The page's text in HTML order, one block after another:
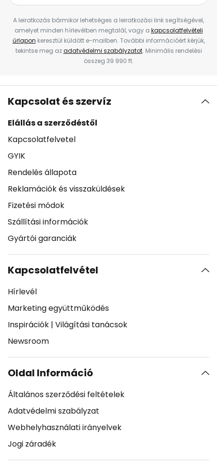
A leiratkozás bármikor lehetséges a leiratkozási link segítségével,
amelyet minden hírlevélben megtalál, vagy a kapcsolatfelvételi
űrlapon keresztül küldött e-mailben. További információért kérjük,
tekintse meg azadatvédelmi szabályzatot. Minimális rendelési
összeg 39 990 ft.
Kapcsolat és szervíz
Elállás a szerződéstől
Kapcsolatfelvetel
GYIK
Rendelés állapota
Reklamációk és visszaküldések
Fizetési módok
Szállítási információk
Gyártói garanciák
Kapcsolatfelvétel
Hírlevél
Marketing együttműködés
Inspirációk | Világítási tanácsok
Newsroom
Oldal Információ
Általános szerződési feltételek
Adatvédelmi szabályzat
Webhelyhasználati irányelvek
Jogi záradék